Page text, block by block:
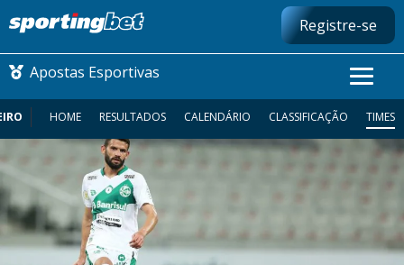
Registre-se
Apostas Esportivas
CONMEBOL LIBERTADORES
FUTEBOL NACIONAL
FUTEBOL INTERNACIONAL
HOME RESULTADOS CALENDÁRIO CLASSIFICAÇÃO TIMES